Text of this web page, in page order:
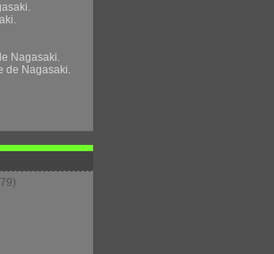
Nagasaki.
de Nagasaki.